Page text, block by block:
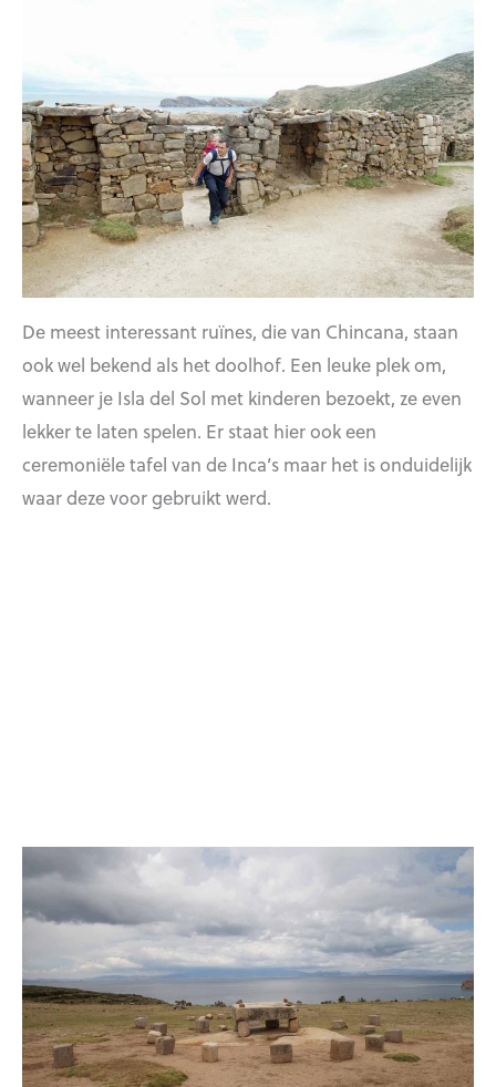
De meest interessant ruïnes, die van Chincana, staan
ook wel bekend als het doolhof. Een leuke plek om,
wanneer je Isla del Sol met kinderen bezoekt, ze even
lekker te laten spelen. Er staat hier ook een
ceremoniële tafel van de Inca’s maar het is onduidelijk
waar deze voor gebruikt werd.